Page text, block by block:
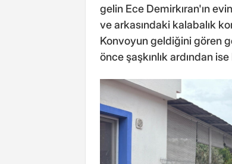
gelin Ece Demirkıran'ın
ve arkasındaki kalabalık
Konvoyun geldiğini gören
önce şaşkınlık ardından